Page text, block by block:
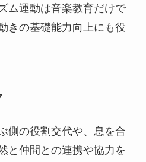
ム運動は音楽教育だけで
きの基礎能力向上にも役
側の役割交代や、息を合
と仲間との連携や協力を